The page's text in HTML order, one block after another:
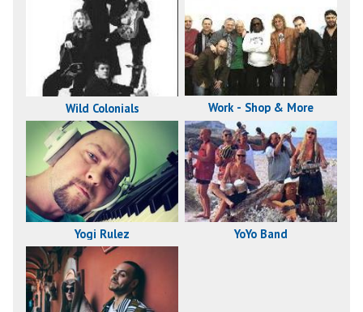
Wild Colonials Work - Shop & More
Yogi Rulez YoYo Band